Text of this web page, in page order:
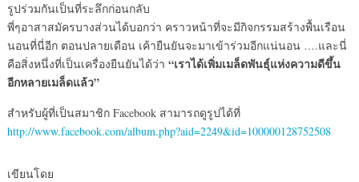
รูปร่วมกันเป็นที่ระลึกก่อนกลับ
พี่ๆอาสาสมัครบางส่วนได้บอกว่า คราวหน้าที่จะมีกิจกรรมสร้างพื้นเรือน
นอนที่นี่อีก ตอนปลายเดือน เค้ายืนยันจะมาเข้าร่วมอีกแน่นอน ….และนี่
คือสิ่งหนึ่งที่เป็นเครื่องยืนยันได้ว่า “เราได้เพิ่มเมล็ดพันธุ์แห่งความดีขึ้น
อีกหลายเมล็ดแล้ว”
สำหรับผู้ที่เป็นสมาชิก Facebook สามารถดูรูปได้ที่
http://www.facebook.com/album.php?aid=2249&id=100000128752508
เขียนโดย